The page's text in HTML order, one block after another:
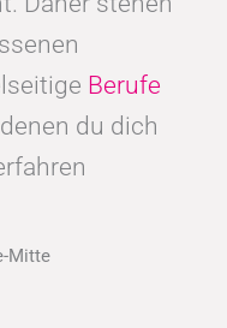
Berufe
du dich
Mitte